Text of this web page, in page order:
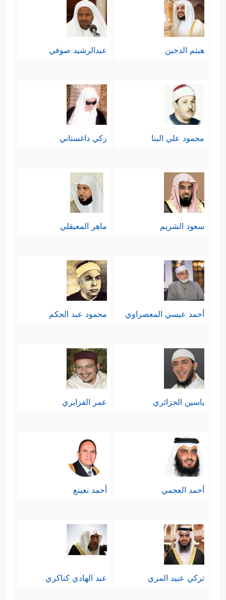
هيثم الدخين عبدالرشيد صوفي
محمود علي البنا زكي داغستاني
سعود الشريم ماهر المعيقلي
أحمد عيسي المعصراوي محمود عبد الحكم
ياسين الجزائري عمر القزابري
أحمد العجمي أحمد نعينع
تركي عبيد المري عبد الهادي كناكري